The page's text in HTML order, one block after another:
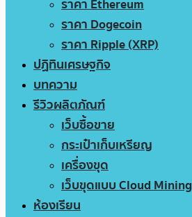
ราคา Ethereum
ราคา Dogecoin
ราคา Ripple (XRP)
ปฏิทินเศรษฐกิจ
บทความ
รีวิวผลิตภัณฑ์
เว็บซื้อขาย
กระเป๋าเก็บเหรียญ
เครื่องขุด
เว็บขุดแบบ Cloud Mining
ห้องเรียน